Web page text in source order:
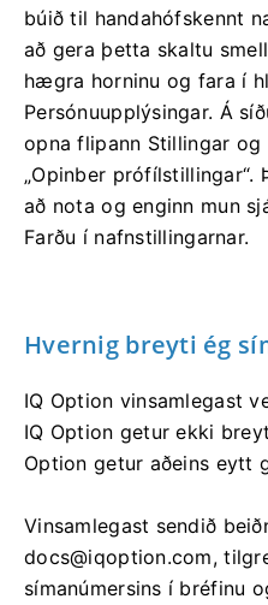
búið til handahófskennt
að gera þetta skaltu
hægra horninu og fara í
Persónuupplýsingar. Á
opna flipann Stillingar og
„Opinber
að nota og enginn mun
Farðu í nafnstillingarnar.
Hvernig breyti ég
IQ Option vinsamlegast
IQ Option getur ekki
Option getur aðeins eytt
Vinsamlegast sendið
docs@iqoption.com,
símanúmersins í bréfinu